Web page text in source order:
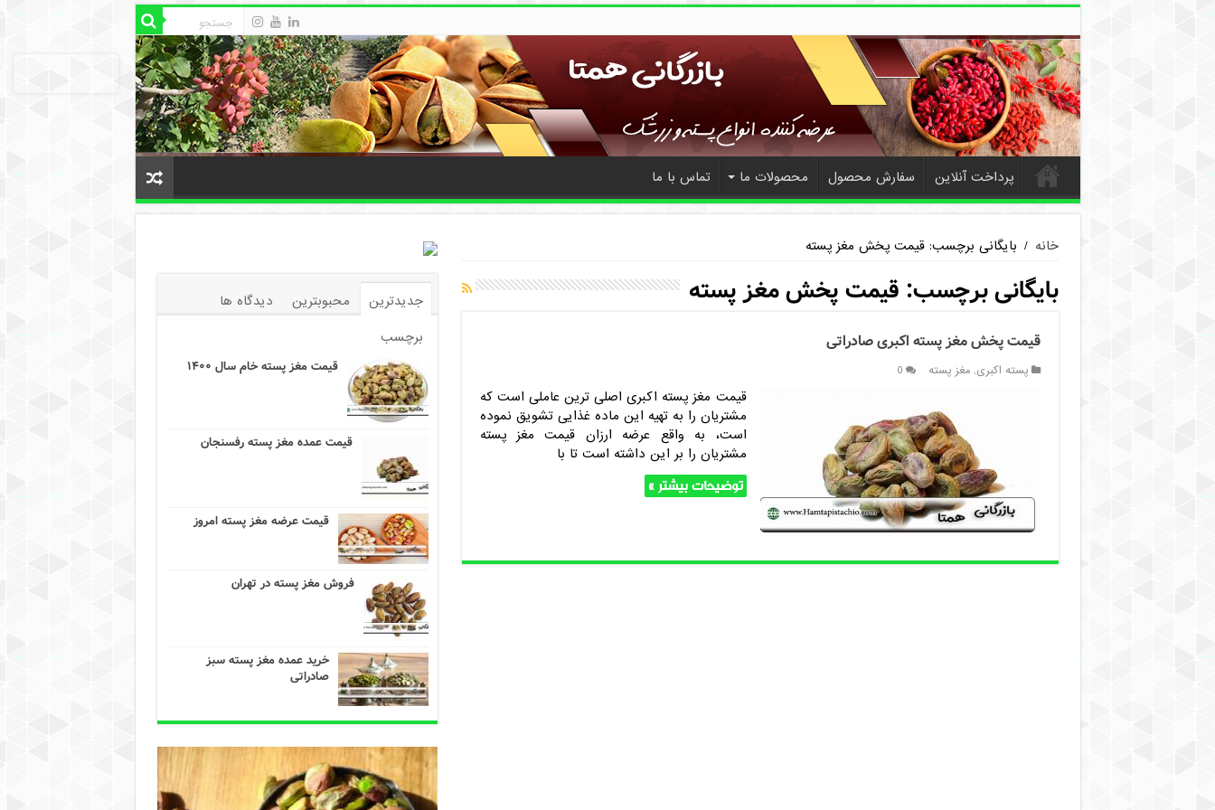
پرداخت آنلاین سفارش محصول محصولات ما تماس با ما
خانه / بایگانی برچسب: قیمت پخش مغز پسته
بایگانی برچسب: قیمت پخش مغز پسته
قیمت پخش مغز پسته اکبری صادراتی
پسته اکبری,مغز پسته 0
قیمت مغز پسته اکبری اصلی ترین عاملی است که
مشتریان را به تهیه این ماده غذایی تشویق نموده
است، به واقع عرضه ارزان قیمت مغز پسته
مشتریان را بر این داشته است تا با
توضیحات بیشتر »
جدیدترین محبوبترین
دیدگاه ها
برچسب
قیمت مغز پسته خام سال ۱۴۰۰
قیمت عمده مغز پسته رفسنجان
قیمت عرضه مغز پسته امروز
فروش مغز پسته در تهران
خرید عمده مغز پسته سبز
صادراتی